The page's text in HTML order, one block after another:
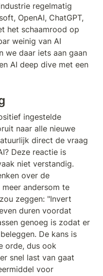
regelmatig
OpenAI, ChatGPT,
het schaamrood op
weinig van AI
we daar iets aan gaan
AI deep dive met een
ingestelde
naar alle nieuwe
direct de vraag
Deze reactie is
niet verstandig.
over de
andersom te
zeggen: "Invert
duren voordat
genoeg is zodat er
De kans is
orde, dus ook
snel last van gaat
voor